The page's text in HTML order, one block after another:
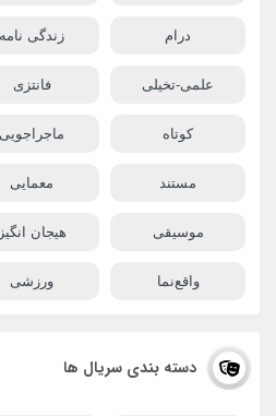
درام زندگی نامه
علمی-تخیلی فانتزی
کوتاه ماجراجویی
مستند معمایی
موسیقی هیجان انگیز
واقع‌نما ورزشی
دسته بندی سریال ها